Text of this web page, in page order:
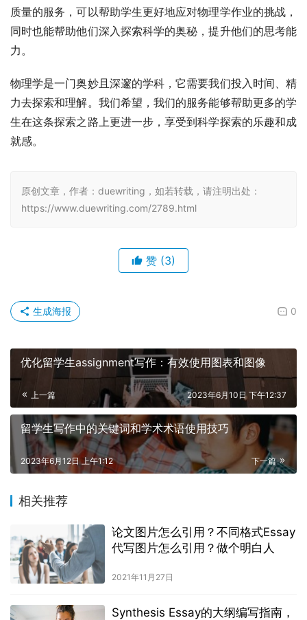
质量的服务，可以帮助学生更好地应对物理学作业的挑战，
同时也能帮助他们深入探索科学的奥秘，提升他们的思考能
力。
物理学是一门奥妙且深邃的学科，它需要我们投入时间、精
力去探索和理解。我们希望，我们的服务能够帮助更多的学
生在这条探索之路上更进一步，享受到科学探索的乐趣和成
就感。
原创文章，作者：duewriting，如若转载，请注明出处：
https://www.duewriting.com/2789.html
赞 (3)
0
生成海报
优化留学生assignment写作：有效使用图表和图像
上一篇 2023年6月10日 下午12:37
留学生写作中的关键词和学术术语使用技巧
下一篇
2023年6月12日 上午1:12
相关推荐
论文图片怎么引用？不同格式Essay
代写图片怎么引用？做个明白人
2021年11月27日
Synthesis Essay的大纲编写指南，